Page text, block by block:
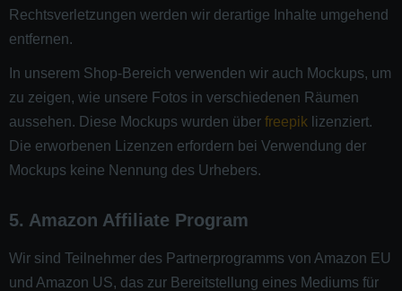
Rechtsverletzungen werden wir derartige Inhalte umgehend
entfernen.
In unserem Shop-Bereich verwenden wir auch Mockups, um
zu zeigen, wie unsere Fotos in verschiedenen Räumen
aussehen. Diese Mockups wurden über freepik lizenziert.
Die erworbenen Lizenzen erfordern bei Verwendung der
Mockups keine Nennung des Urhebers.
5. Amazon Affiliate Program
Wir sind Teilnehmer des Partnerprogramms von Amazon EU
und Amazon US, das zur Bereitstellung eines Mediums für